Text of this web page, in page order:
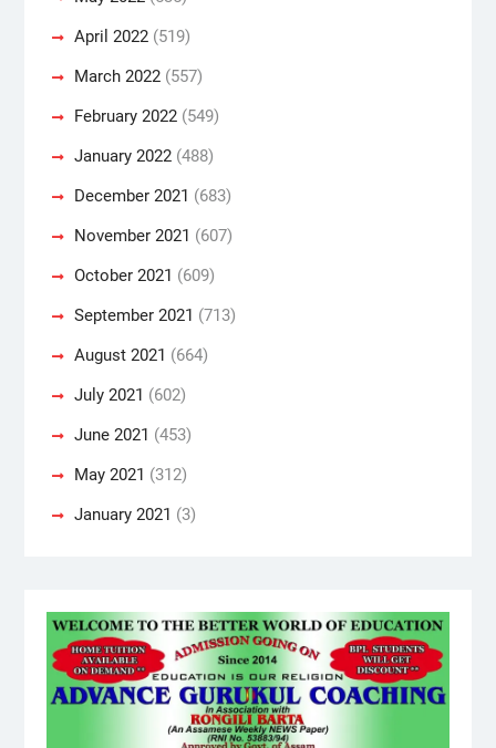
April 2022(519)
March 2022(557)
February 2022(549)
January 2022(488)
December 2021 (683)
November 2021 (607)
October 2021 (609)
September 2021 (713)
August 2021 (664)
July 2021 (602)
June 2021 (453)
May 2021 (312)
January 2021 (3)